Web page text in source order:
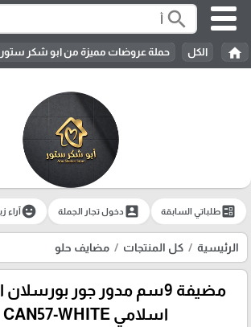
search
home الكل حملة عروضات مميزة من ابو شكر ستور
ballotطلباتي السابقة account_boxدخول تجار الجملة emoji_emotionsآراء
الرئيسية كل المنتجات مضايف حلو
مضيفة 9سم مدور جور
اسلامي CAN57-WHITE ++و